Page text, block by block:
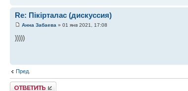
Re: Пікірталас (дискуссия)
Анна Забаева » 01 янв 2021, 17:08
)))))
Пред.
Ответить